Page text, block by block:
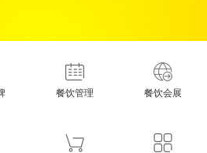
、设备、设备相关物件配件的批发、进出
餐饮管理 餐饮会展